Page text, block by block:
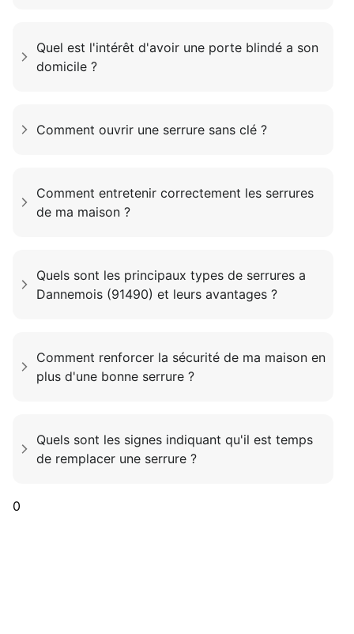
Quel est l'intérêt d'avoir une porte blindé a son
domicile ?
Comment ouvrir une serrure sans clé ?
Comment entretenir correctement les serrures
de ma maison ?
Quels sont les principaux types de serrures a
Dannemois (91490) et leurs avantages ?
Comment renforcer la sécurité de ma maison en
plus d'une bonne serrure ?
Quels sont les signes indiquant qu'il est temps
de remplacer une serrure ?
0